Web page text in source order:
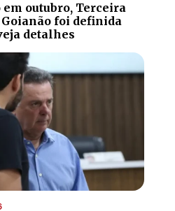
outubro, Terceira
foi definida
detalhes